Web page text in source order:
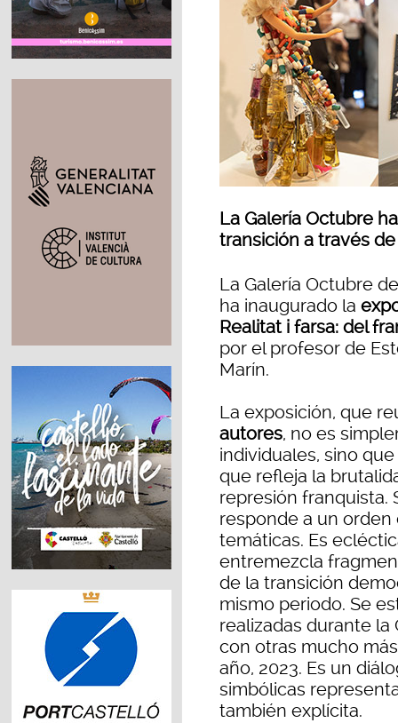
La Galería Octubre
transición a través
La Galería Octubre
ha inaugurado la
Realitat i farsa: del
por el profesor de
Marín.
La exposición, que
autores, no es
individuales, sino
que refleja la
represión franquista.
responde a un
temáticas. Es
entremezcla
de la transición
mismo periodo. Se
realizadas durante la
con otras mucho
año, 2023. Es un
simbólicas
también explícita.